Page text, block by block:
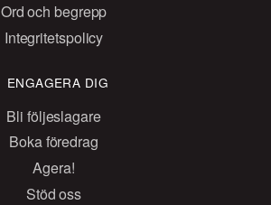
Ord och begrepp
Integritetspolicy
ENGAGERA DIG
Bli följeslagare
Boka föredrag
Agera!
Stöd oss